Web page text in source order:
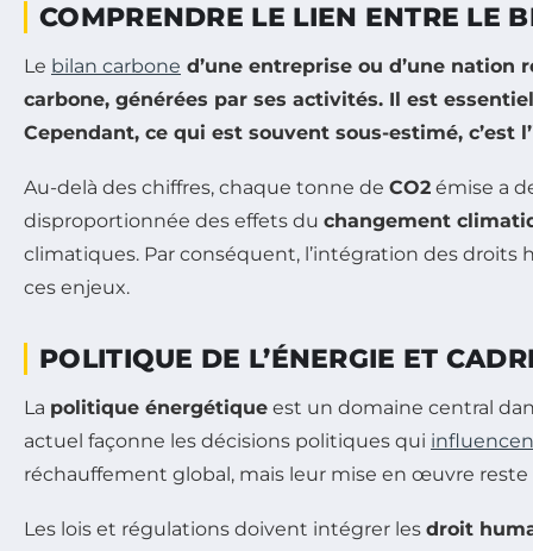
COMPRENDRE LE LIEN ENTRE LE
Le bilan carbone d’une entreprise ou d’une
carbone, générées par ses activités. Il est
Cependant, ce qui est souvent sous-estimé,
Au-delà des chiffres, chaque tonne de CO2 émise a
disproportionnée des effets du changement
climatiques. Par conséquent, l’intégration des droits
ces enjeux.
POLITIQUE DE L’ÉNERGIE ET
La politique énergétique est un domaine central
actuel façonne les décisions politiques qui
réchauffement global, mais leur mise en œuvre
Les lois et régulations doivent intégrer les droit